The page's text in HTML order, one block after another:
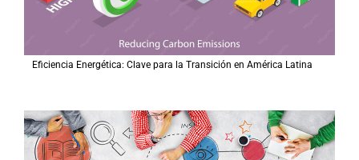
Eficiencia Energética: Clave para la Transición en América Latina